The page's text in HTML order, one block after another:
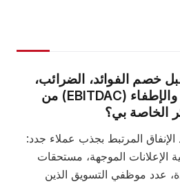
الفوائد، الضرائب،
الاستهلاك، الاستهلاك والإطفاء (EBITDAC) من
بي؟
المرتبط بجذب عملاء جدد:
الموجهة، مستحقات
موظفي التسويق الذين